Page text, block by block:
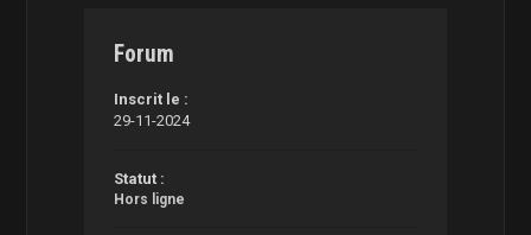
Forum
Inscrit le :
29-11-2024
Statut :
Hors ligne